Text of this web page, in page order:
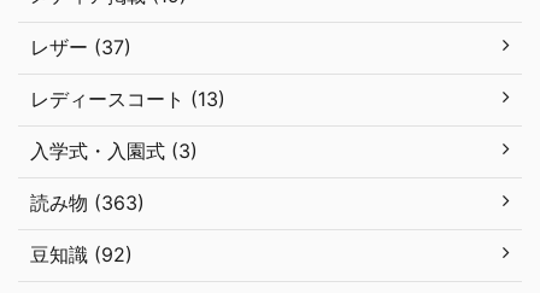
レザー (37)
レディースコート (13)
入学式・入園式 (3)
読み物 (363)
豆知識 (92)